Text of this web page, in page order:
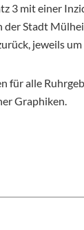
3 mit einer
der Stadt
jeweils um
für alle
Graphiken.